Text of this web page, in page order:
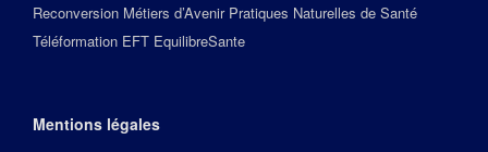
Reconversion Métiers d’Avenir Pratiques Naturelles de Santé
Téléformation EFT EquilibreSante
Mentions légales